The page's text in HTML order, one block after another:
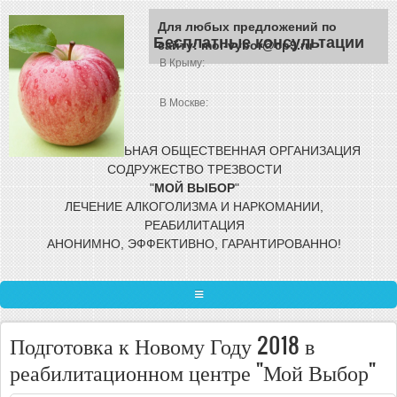
Перейти к основному содержанию
МЕЖРЕГИОНАЛЬНАЯ ОБЩЕСТВЕННАЯ ОРГАНИЗАЦИЯ
СОДРУЖЕСТВО ТРЕЗВОСТИ
"МОЙ ВЫБОР"
ЛЕЧЕНИЕ АЛКОГОЛИЗМА И НАРКОМАНИИ,
РЕАБИЛИТАЦИЯ
АНОНИМНО, ЭФФЕКТИВНО, ГАРАНТИРОВАННО!
Бесплатные консультации
В Крыму:
В Москве:
ГЛАВНАЯ
ЛЕЧЕНИЕ ЗАВИСИМОСТИ
Подготовка к Новому Году 2018 в
реабилитационном центре "Мой Выбор"
Для любых предложений по
сайту: moi-vybor@cp9.ru